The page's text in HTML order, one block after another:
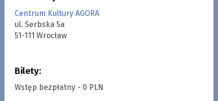
Centrum Kultury AGORA
ul. Serbska 5a
51-111 Wrocław
Bilety:
Wstęp bezpłatny - 0 PLN